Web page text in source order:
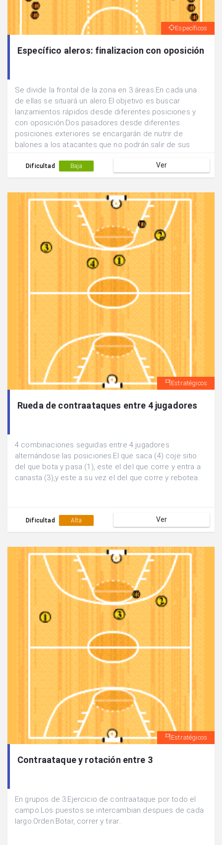
Específicos
Específico aleros: finalizacion con oposición
Se divide la frontal de la zona en 3 áreas.En cada una
de ellas se situará un alero.El objetivo es buscar
lanzamientos rápidos desde diferentes posiciones y
con oposición.Dos pasadores desde diferentes
posiciones exteriores se encargarán de nutrir de
balones a los atacantes que no podrán salir de sus
líbremente para abortar la acción ofensiva.Los
atacantes tienen posibilidad de combinar entre ellos
Dificultad Baja Ver
Estratégicos
Rueda de contraataques entre 4 jugadores
4 combinaciones seguidas entre 4 jugadores
alternándose las posiciones.El que saca (4) coje sitio
del que bota y pasa (1), este el del que corre y entra a
canasta (3),y este a su vez el del que corre y rebotea.
Dificultad Alta Ver
Estratégicos
Contraataque y rotación entre 3
En grupos de 3.Ejercicio de contraataque por todo el
campo.Los puestos se intercambian despues de cada
largo.Orden:Botar, correr y tirar..